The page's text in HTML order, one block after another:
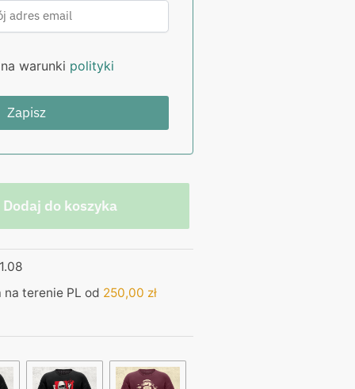
warunki polityki
Dodaj do koszyka
terenie PL od 250,00 zł